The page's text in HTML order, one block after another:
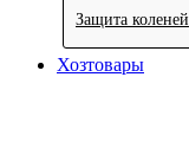
Защита коленей
Хозтовары